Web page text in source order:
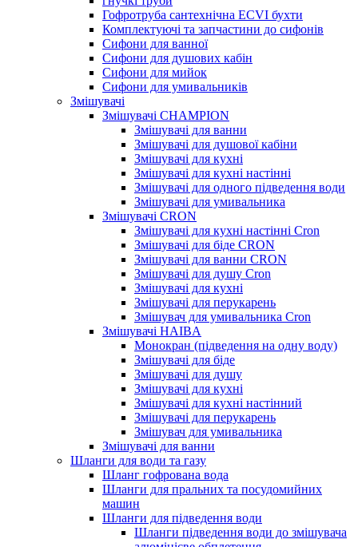
Гофротруба сантехнічна ECVI бухти
Комплектуючі та запчастини до сифонів
Сифони для ванної
Сифони для душових кабін
Сифони для мийок
Сифони для умивальників
Змішувачі
Змішувачі CHAMPION
Змішувачі для ванни
Змішувачі для душової кабіни
Змішувачі для кухні
Змішувачі для кухні настінні
Змішувачі для одного підведення води
Змішувачі для умивальника
Змішувачі CRON
Змішувачі для кухні настінні Cron
Змішувачі для біде CRON
Змішувачі для ванни CRON
Змішувачі для душу Cron
Змішувачі для кухні
Змішувачі для перукарень
Змішувач для умивальника Cron
Змішувачі HAIBA
Монокран (підведення на одну воду)
Змішувачі для біде
Змішувачі для душу
Змішувачі для кухні
Змішувачі для кухні настінний
Змішувачі для перукарень
Змішувач для умивальника
Змішувачі для ванни
Шланги для води та газу
Шланг гофрована вода
Шланги для пральних та посудомийних
машин
Шланги для підведення води
Шланги підведення води до змішувача